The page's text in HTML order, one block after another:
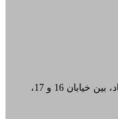
شهرک صنعتی چهاردانگه، جاده جعفر آباد، بین خیابان 16 و 17،